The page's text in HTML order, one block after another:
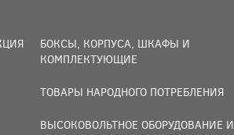
БОКСЫ, КОРПУСА, ШКАФЫ И
КОМПЛЕКТУЮЩИЕ
ТОВАРЫ НАРОДНОГО ПОТРЕБЛЕНИЯ
ВЫСОКОВОЛЬТНОЕ ОБОРУДОВАНИЕ И